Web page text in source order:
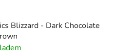
Blizzard - Dark Chocolate